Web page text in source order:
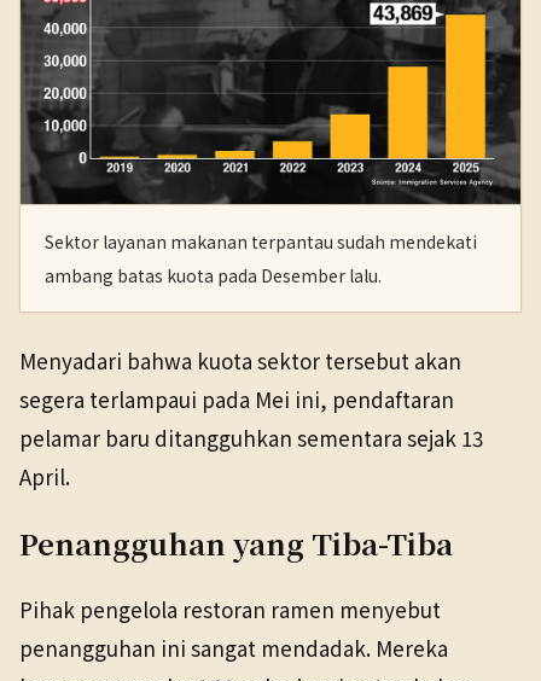
Sektor layanan makanan terpantau sudah mendekati
ambang batas kuota pada Desember lalu.
Menyadari bahwa kuota sektor tersebut akan
segera terlampaui pada Mei ini, pendaftaran
pelamar baru ditangguhkan sementara sejak 13
April.
Penangguhan yang Tiba-Tiba
Pihak pengelola restoran ramen menyebut
penangguhan ini sangat mendadak. Mereka